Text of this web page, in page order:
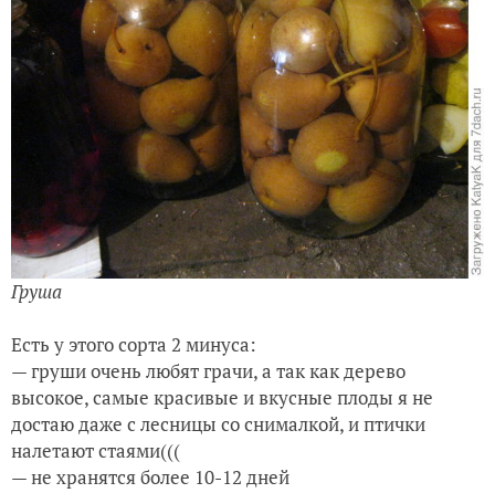
Груша
Есть у этого сорта 2 минуса:
— груши очень любят грачи, а так как дерево
высокое, самые красивые и вкусные плоды я не
достаю даже с лесницы со снималкой, и птички
налетают стаями(((
— не хранятся более 10-12 дней